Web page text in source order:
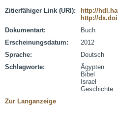
Zitierfähiger Link (URI):
http://
http://
Dokumentart:
Buch
Erscheinungsdatum:
2012
Sprache:
Deutsch
Schlagworte:
Ägypten
Bibel
Israel
Geschichte
Zur Langanzeige